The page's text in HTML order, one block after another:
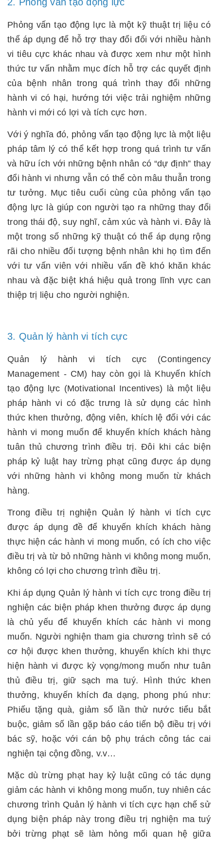
2. Phỏng vấn tạo động lực
Phỏng vấn tạo động lực là một kỹ thuật trị liệu có
thể áp dụng để hỗ trợ thay đổi đối với nhiều hành
vi tiêu cực khác nhau và được xem như một hình
thức tư vấn nhằm mục đích hỗ trợ các quyết định
của bệnh nhân trong quá trình thay đổi những
hành vi có hại, hướng tới việc trải nghiệm những
hành vi mới có lợi và tích cực hơn.
Với ý nghĩa đó, phỏng vấn tạo động lực là một liệu
pháp tâm lý có thể kết hợp trong quá trình tư vấn
và hữu ích với những bệnh nhân có “dự định” thay
đổi hành vi nhưng vẫn có thể còn mâu thuẫn trong
tư tưởng. Mục tiêu cuối cùng của phỏng vấn tạo
động lực là giúp con người tạo ra những thay đổi
trong thái độ, suy nghĩ, cảm xúc và hành vi. Đây là
một trong số những kỹ thuật có thể áp dụng rộng
rãi cho nhiều đối tượng bệnh nhân khi họ tìm đến
với tư vấn viên với nhiều vấn đề khó khăn khác
nhau và đặc biệt khá hiệu quả trong lĩnh vực can
thiệp trị liệu cho người nghiện.
3. Quản lý hành vi tích cực
Quản lý hành vi tích cực (Contingency
Management - CM) hay còn gọi là Khuyến khích
tạo động lực (Motivational Incentives) là một liệu
pháp hành vi có đặc trưng là sử dụng các hình
thức khen thưởng, động viên, khích lệ đối với các
hành vi mong muốn để khuyến khích khách hàng
tuân thủ chương trình điều trị. Đôi khi các biện
pháp kỷ luật hay trừng phạt cũng được áp dụng
với những hành vi không mong muốn từ khách
hàng.
Trong điều trị nghiện Quản lý hành vi tích cực
được áp dụng đề để khuyến khích khách hàng
thực hiện các hành vi mong muốn, có ích cho việc
điều trị và từ bỏ những hành vi không mong muốn,
không có lợi cho chương trình điều trị.
Khi áp dụng Quản lý hành vi tích cực trong điều trị
nghiện các biện pháp khen thưởng được áp dụng
là chủ yếu để khuyến khích các hành vi mong
muốn. Người nghiện tham gia chương trình sẽ có
cơ hội được khen thưởng, khuyến khích khi thực
hiện hành vi được kỳ vọng/mong muốn như tuân
thủ điều trị, giữ sạch ma tuý. Hình thức khen
thưởng, khuyến khích đa dạng, phong phú như:
Phiếu tặng quà, giảm số lần thử nước tiểu bắt
buộc, giảm số lần gặp báo cáo tiến bộ điều trị với
bác sỹ, hoặc với cán bộ phụ trách công tác cai
nghiện tại cộng đồng, v.v…
Mặc dù trừng phạt hay kỷ luật cũng có tác dụng
giảm các hành vi không mong muốn, tuy nhiên các
chương trình Quản lý hành vi tích cực hạn chế sử
dụng biện pháp này trong điều trị nghiện ma tuý
bởi trừng phạt sẽ làm hỏng mối quan hệ giữa